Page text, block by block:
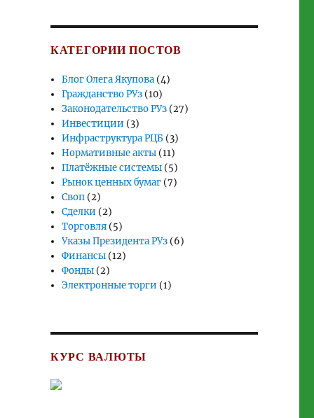
КАТЕГОРИИ ПОСТОВ
Блог Олега Якупова (4)
Гражданство РУз (10)
Законодательство РУз (27)
Инвестиции (3)
Инфраструктура РЦБ (3)
Нормативные акты (11)
Платёжные системы (5)
Рынок ценных бумаг (7)
Своп (2)
Сделки (2)
Торговля (5)
Указы Президента РУз (6)
Финансы (12)
Фонды (2)
Электронные торги (1)
КУРС ВАЛЮТЫ